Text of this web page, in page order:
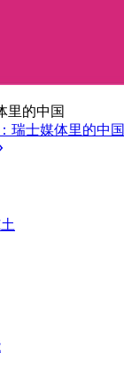
里的中国
瑞士媒体里的中国